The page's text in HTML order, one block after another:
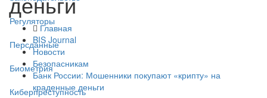
Регуляторы
Персданные
Биометрия
Киберпреступность
Главная
BIS Journal
Новости
Безопасникам
Банк России: Мошенники покупают «крипту» на
краденные деньги